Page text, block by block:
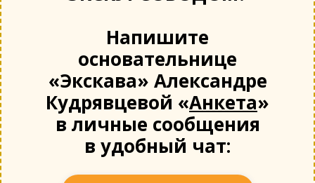
Напишите
основательнице
«Экскава» Александре
Кудрявцевой «Анкета»
в личные сообщения
в удобный чат: